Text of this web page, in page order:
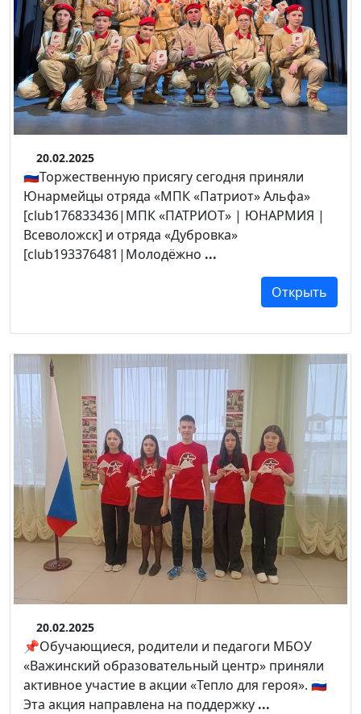
20.02.2025
🇷🇺Торжественную присягу сегодня приняли
Юнармейцы отряда «МПК «Патриот» Альфа»
[club176833436|МПК «ПАТРИОТ» | ЮНАРМИЯ |
Всеволожск] и отряда «Дубровка»
[club193376481|Молодёжно ...
Открыть
20.02.2025
📌Обучающиеся, родители и педагоги МБОУ
«Важинский образовательный центр» приняли
активное участие в акции «Тепло для героя». 🇷🇺
Эта акция направлена на поддержку ...